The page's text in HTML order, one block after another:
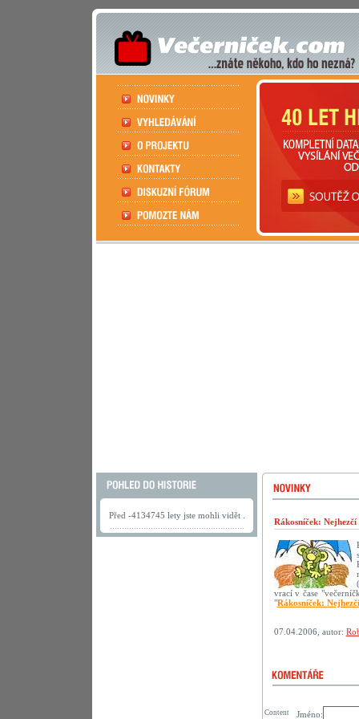
Před -4134745 lety jste mohli vidět .
Rákosníček:
vrací v čase
"Rákosníček:
07.04.2006, autor:
Jméno:
Content